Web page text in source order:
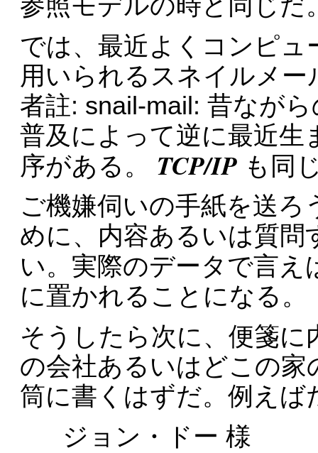
では、最近よくコンピ
用いられるスネイルメ
者註: snail-mail: 昔なが
普及によって逆に最近生
序がある。 TCP/IP も同
ご機嫌伺いの手紙を送
めに、内容あるいは質
い。実際のデータで言え
に置かれることになる。
そうしたら次に、便箋
の会社あるいはどこの
筒に書くはずだ。例え
ジョン・ドー 様